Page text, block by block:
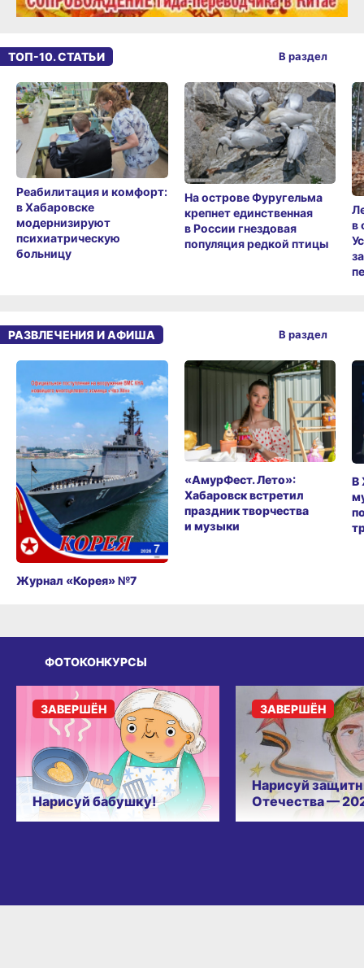
ТОП-10. СТАТЬИ
Реабилитация и комфорт:
в Хабаровске
модернизируют
психиатрическую
больницу
На острове Фуругельма
крепнет единственная
в России гнездовая
популяция редкой птицы
в
В раздел
РАЗВЛЕЧЕНИЯ И АФИША
Журнал «Корея» №7
«АмурФест. Лето»:
Хабаровск встретил
праздник творчества
и музыки
В
В раздел
ФОТОКОНКУРСЫ
Нарисуй бабушку!
ЗАВЕРШЁН
Нарисуй
Отечества —
ЗАВЕРШЁН